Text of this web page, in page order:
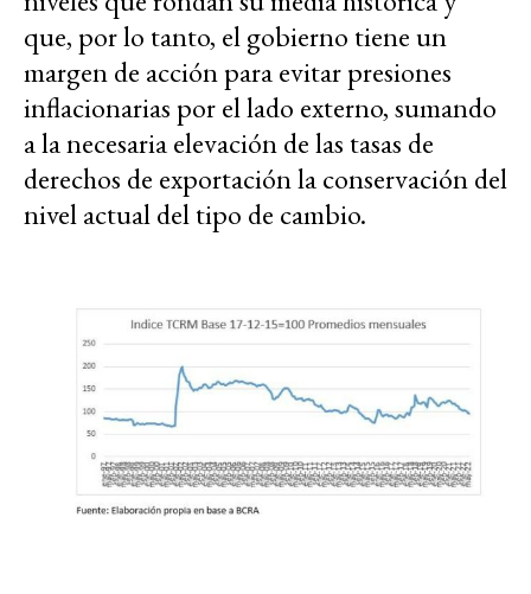
que, por lo tanto, el gobierno tiene un
margen de acción para evitar presiones
inflacionarias por el lado externo, sumando
a la necesaria elevación de las tasas de
derechos de exportación la conservación del
nivel actual del tipo de cambio.